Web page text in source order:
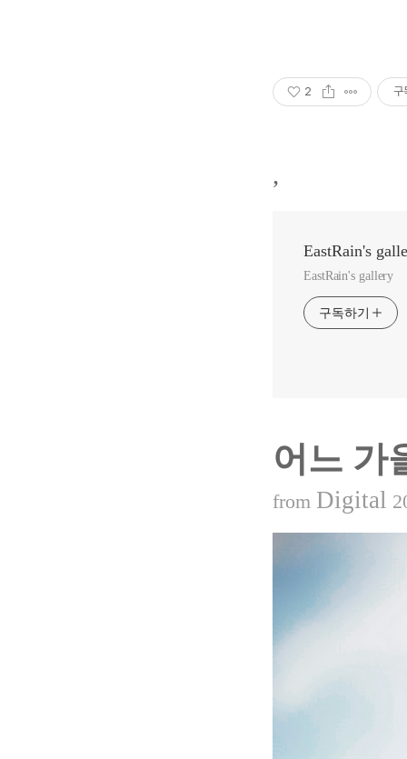
2 구
,
EastRain's
EastRain's gallery
구독하기
어느 가
from Digital